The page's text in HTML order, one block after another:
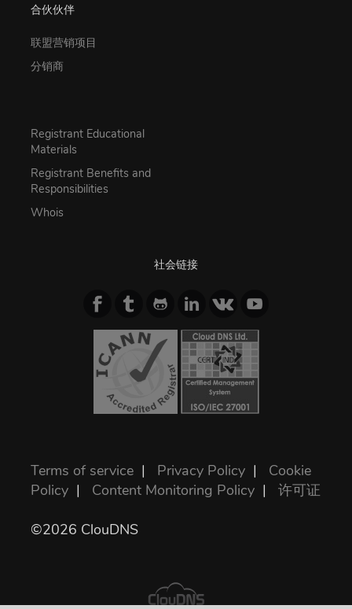
合伙伙伴
联盟营销项目
分销商
Registrant Educational
Materials
Registrant Benefits and
Responsibilities
Whois
社会链接
Terms of service | Privacy Policy | Cookie
Policy | Content Monitoring Policy | 许可证
©2026 ClouDNS